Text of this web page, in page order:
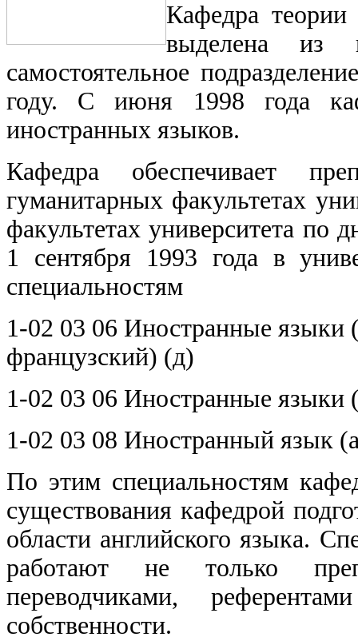
Кафедра
выделена из
самостоятельное
году. С июня 1998 года
иностранных языков.
Кафедра обеспечивает
гуманитарных факультетах
факультетах университета по
1 сентября 1993 года в
специальностям
1-02 03 06 Иностранные языки
французский) (д)
1-02 03 06 Иностранные языки
1-02 03 08 Иностранный язык
По этим специальностям
существования кафедрой
области английского языка.
работают не только
переводчиками,
собственности.